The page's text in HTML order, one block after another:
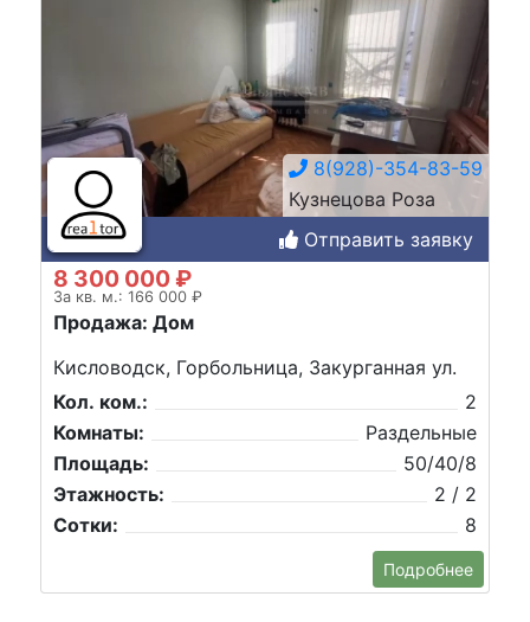
8(928)-354-83-59
Кузнецова Роза
Отправить заявку
8 300 000 ₽
За кв. м.: 166 000 ₽
Продажа: Дом
Кисловодск, Горбольница, Закурганная ул.
Кол. ком.:
2
Комнаты:
Раздельные
Площадь:
50/40/8
Этажность:
2 / 2
Сотки:
8
Подробнее